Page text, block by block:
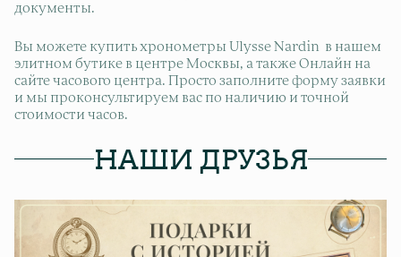
документы.
Вы можете купить хронометры Ulysse Nardin в нашем
элитном бутике в центре Москвы, а также Онлайн на
сайте часового центра. Просто заполните форму заявки
и мы проконсультируем вас по наличию и точной
стоимости часов.
НАШИ ДРУЗЬЯ